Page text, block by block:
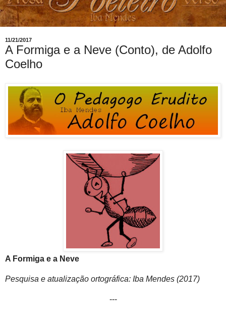
11/21/2017
A Formiga e a Neve (Conto), de Adolfo
Coelho
A Formiga e a Neve
Pesquisa e atualização ortográfica: Iba Mendes (2017)
---